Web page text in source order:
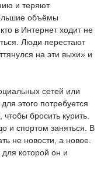
и теряют
объёмы
в Интернет ходит не
Люди перестают
на эти выхи» и
сетей или
этого потребуется
бросить курить.
и спортом заняться. В
не новости, а новое.
для которой он и